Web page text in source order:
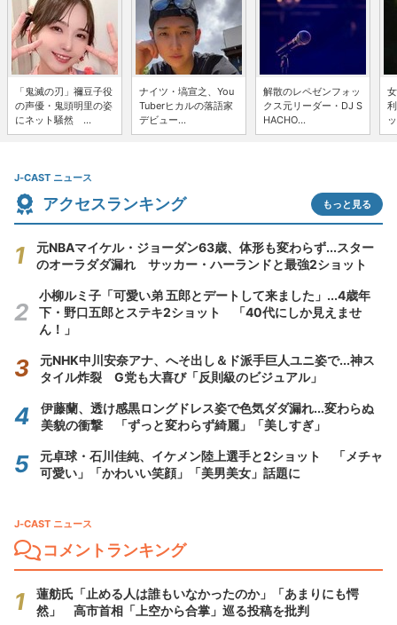
「鬼滅の刃」禰豆子役
の声優・鬼頭明里の姿
にネット騒然 ...
ナイツ・塙宣之、You
Tuberヒカルの落語家
デビュー...
解散のレペゼンフォッ
クス元リーダー・DJ S
HACHO...
J-CAST ニュース
アクセスランキング もっと見る
元NBAマイケル・ジョーダン63歳、体形も変わらず...スター
のオーラダダ漏れ サッカー・ハーランドと最強2ショット
小柳ルミ子「可愛い弟 五郎とデートして来ました」...4歳年
下・野口五郎とステキ2ショット 「40代にしか見えませ
ん！」
元NHK中川安奈アナ、へそ出し＆ド派手巨人ユニ姿で...神ス
タイル炸裂 G党も大喜び「反則級のビジュアル」
伊藤蘭、透け感黒ロングドレス姿で色気ダダ漏れ...変わらぬ
美貌の衝撃 「ずっと変わらず綺麗」「美しすぎ」
元卓球・石川佳純、イケメン陸上選手と2ショット 「メチャ
可愛い」「かわいい笑顔」「美男美女」話題に
J-CAST ニュース
コメントランキング
蓮舫氏「止める人は誰もいなかったのか」「あまりにも愕
然」 高市首相「上空から合掌」巡る投稿を批判